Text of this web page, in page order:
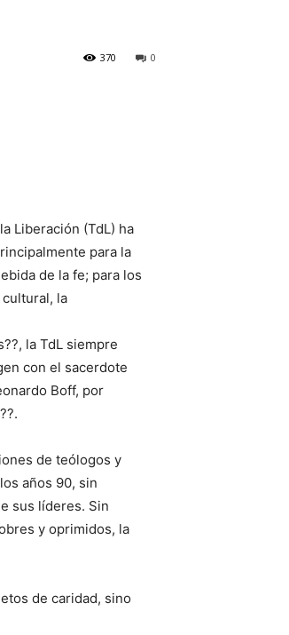
0
370
Liberación (TdL) ha
para la
de la fe; para los
la
la TdL siempre
con el sacerdote
Boff, por
de teólogos y
años 90, sin
sus líderes. Sin
y oprimidos, la
de caridad, sino